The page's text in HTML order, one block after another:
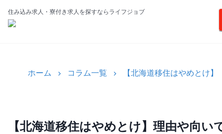
住み込み求人・寮付き求人を探すならライフジョブ
ホーム コラム一覧 【北海道移住はやめとけ
【北海道移住はやめとけ】理由や向い